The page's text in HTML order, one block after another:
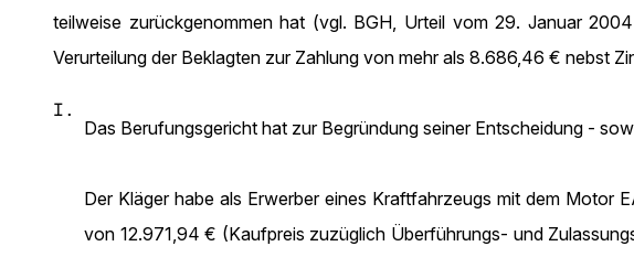
teilweise zurückgenommen hat (vgl. BGH, Urteil vom 29. Januar
Verurteilung der Beklagten zur Zahlung von mehr als 8.686,46 € nebst
I.
Das Berufungsgericht hat zur Begründung seiner Entscheidung -
Der Kläger habe als Erwerber eines Kraftfahrzeugs mit dem Motor
von 12.971,94 € (Kaufpreis zuzüglich Überführungs- und